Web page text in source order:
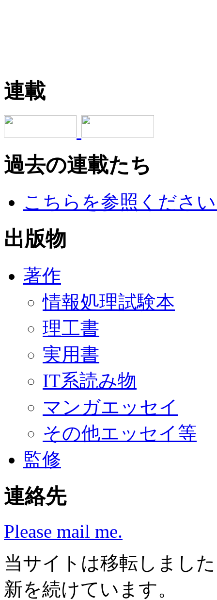
連載
過去の連載たち
こちらを参照くださ
出版物
著作
情報処理試験本
理工書
実用書
IT系読み物
マンガエッセイ
その他エッセイ等
監修
連絡先
Please mail me.
当サイトは移転しまし
新を続けています。